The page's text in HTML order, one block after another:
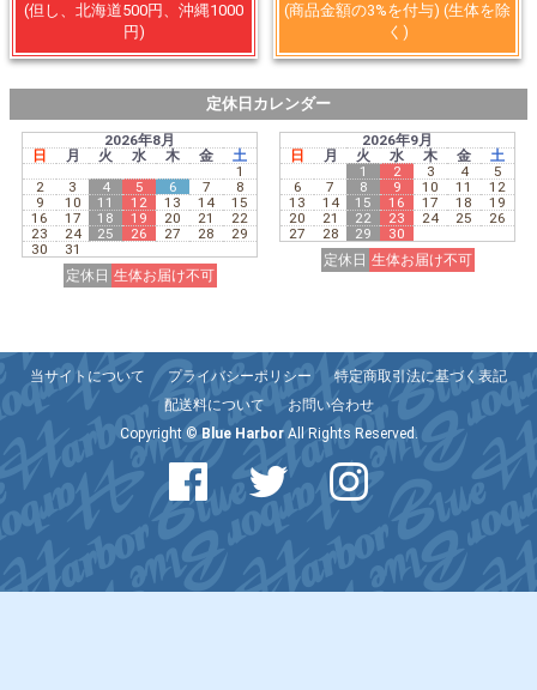
(但し、北海道500円、沖縄1000
円)
(商品金額の3%を付与) (生体を除
く)
定休日カレンダー
2026年8月
日
月 火 水 木 金
土
1
2
3 4 5 6 7
8
9
10 11 12 13 14
15
16
17 18 19 20 21
22
23
24 25 26 27 28
29
30
31
定休日 生体お届け不可
2026年9月
日
月 火 水 木 金
土
1
2 3 4
5
6
7 8 9 10 11
12
13
14 15 16 17 18
19
20
21 22 23 24 25
26
27
28 29
30
定休日 生体お届け不可
当サイトについて プライバシーポリシー
特定商取引法に基づく表記
配送料について
お問い合わせ
Copyright © Blue HarborAll Rights Reserved.